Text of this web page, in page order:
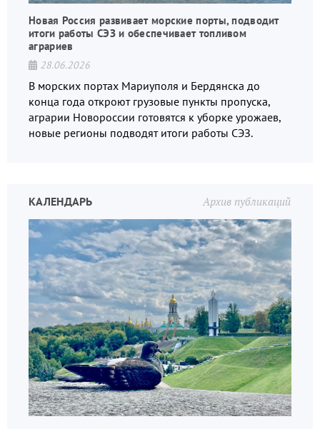
Новая Россия развивает морские порты, подводит
итоги работы СЭЗ и обеспечивает топливом
аграриев
28.06.2026
В морских портах Мариуполя и Бердянска до
конца года откроют грузовые пункты пропуска,
аграрии Новороссии готовятся к уборке урожаев,
новые регионы подводят итоги работы СЭЗ.
Архив публикаций
КАЛЕНДАРЬ